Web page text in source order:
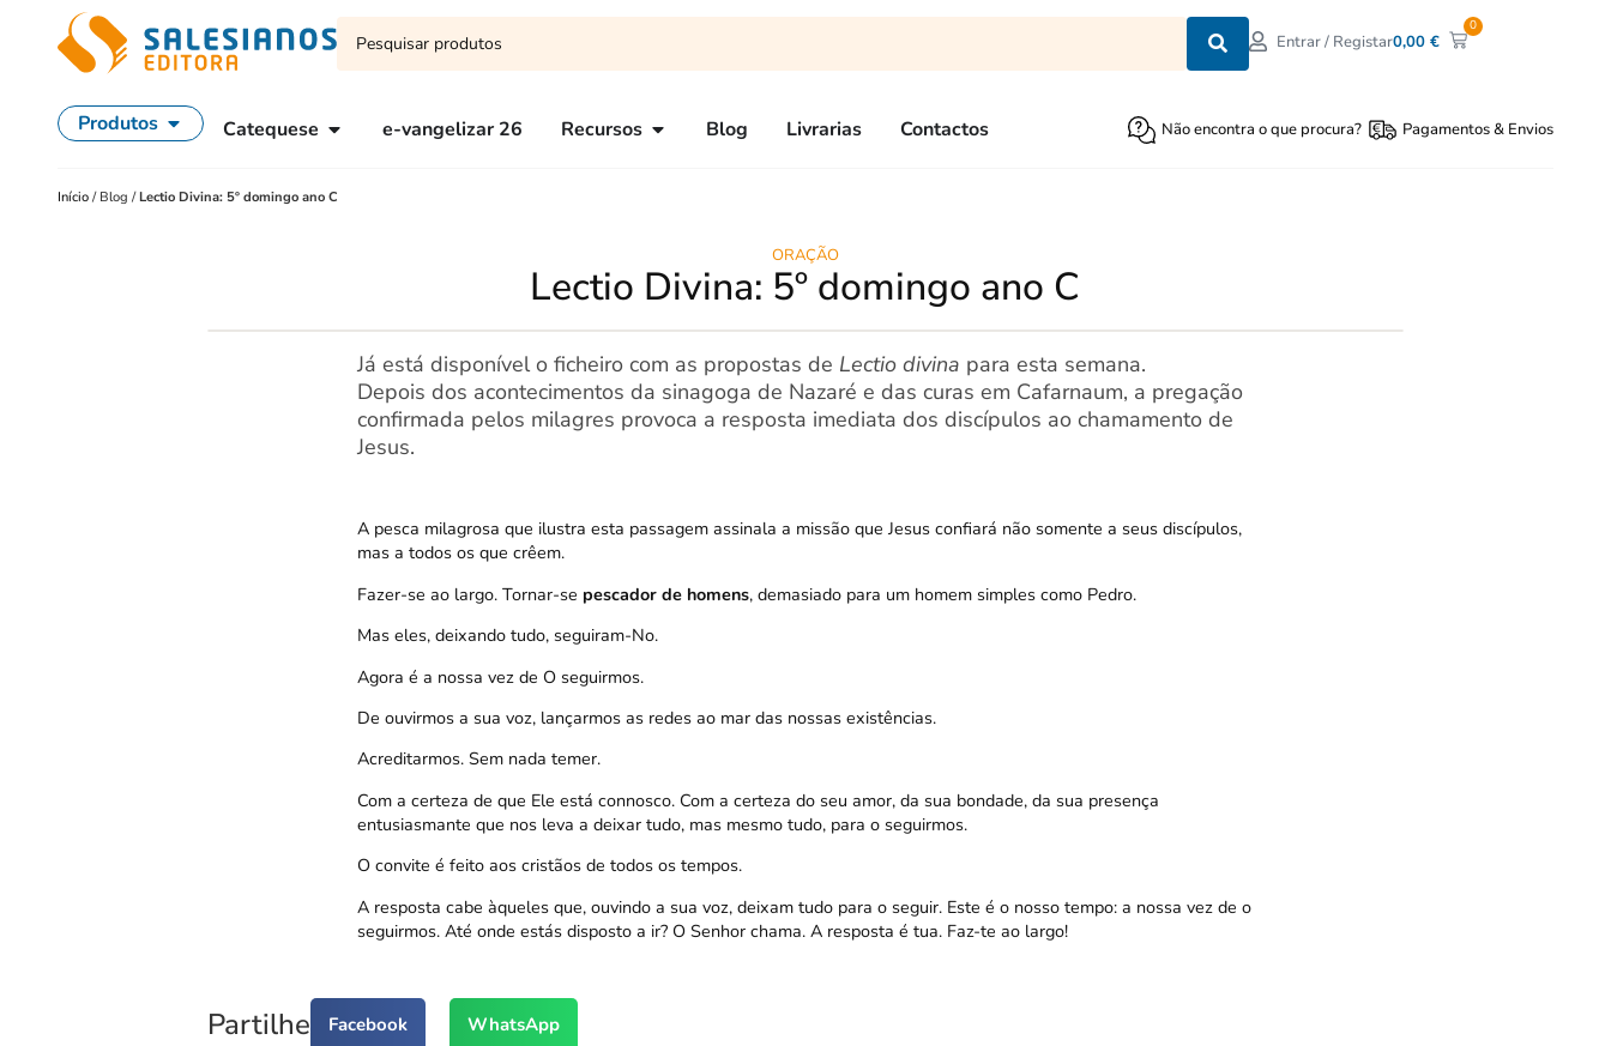
Entrar / Registar0,00€
0
Produtos Catequese e-vangelizar 26 Recursos Blog Livrarias Contactos Não encontra o que procura? Pagamentos & Envios
Início / Blog /Lectio Divina: 5º domingo ano C
ORAÇÃO
Lectio Divina: 5º domingo ano C
Já está disponível o ficheiro com as propostas de Lectio divina para esta semana.
Depois dos acontecimentos da sinagoga de Nazaré e das curas em Cafarnaum, a pregação
confirmada pelos milagres provoca a resposta imediata dos discípulos ao chamamento de
Jesus.
A pesca milagrosa que ilustra esta passagem assinala a missão que Jesus confiará não somente a seus discípulos,
mas a todos os que crêem.
Fazer-se ao largo. Tornar-se pescador de homens, demasiado para um homem simples como Pedro.
Mas eles, deixando tudo, seguiram-No.
Agora é a nossa vez de O seguirmos.
De ouvirmos a sua voz, lançarmos as redes ao mar das nossas existências.
Acreditarmos. Sem nada temer.
Com a certeza de que Ele está connosco. Com a certeza do seu amor, da sua bondade, da sua presença
entusiasmante que nos leva a deixar tudo, mas mesmo tudo, para o seguirmos.
O convite é feito aos cristãos de todos os tempos.
A resposta cabe àqueles que, ouvindo a sua voz, deixam tudo para o seguir. Este é o nosso tempo: a nossa vez de o
seguirmos. Até onde estás disposto a ir? O Senhor chama. A resposta é tua. Faz-te ao largo!
Partilhe Facebook WhatsApp